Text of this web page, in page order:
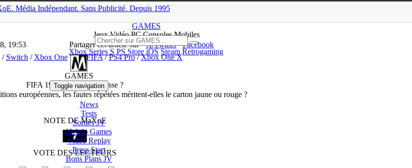
Média Indépendant. Sans Publicité. Depuis 1995
GAMES
JeuxVidéoPC Consoles Mobiles
Xbox Series S PS Store iOS Steam Retrogaming
GAMES
Toggle navigation
News
Tests
SortiesJV
Hebdo Games
VidéoReplay
Press Start
Bons PlansJV
▲
19:53 Partager cet article sur X/Twitter
Facebook
/ Switch / Xbox One FIFA/PS4 Pro/Xbox One X
FIFA 19 : En perte de vitesse ?
européennes, les fautes répétées méritent-elles le carton jaune ou rouge ?
NOTE DE MaXoE
VOTE DES LECTEURS